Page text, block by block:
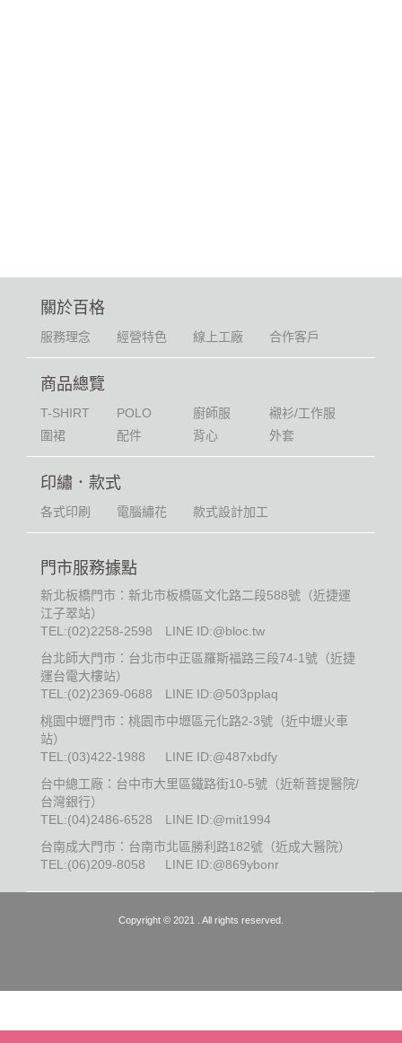
關於百格
服務理念 經營特色 線上工廠 合作客戶
商品總覽
T-SHIRT POLO 廚師服
襯衫/工作服
圍裙
配件 背心 外套
印繡．款式
各式印刷 電腦繡花 款式設計加工
門市服務據點
新北板橋門市：新北市板橋區文化路二段588號（近捷運
江子翠站）
TEL:(02)2258-2598
LINE ID:@bloc.tw
台北師大門市：台北市中正區羅斯福路三段74-1號（近捷
運台電大樓站）
TEL:(02)2369-0688
LINE ID:@503pplaq
桃園中壢門市：桃園市中壢區元化路2-3號（近中壢火車
站）
TEL:(03)422-1988
LINE ID:@487xbdfy
台中總工廠：台中市大里區鐵路街10-5號（近新菩提醫院/
台灣銀行）
TEL:(04)2486-6528
LINE ID:@mit1994
台南成大門市：台南市北區勝利路182號（近成大醫院）
TEL:(06)209-8058 LINE ID:@869ybonr
Copyright © 2021 . All rights reserved.